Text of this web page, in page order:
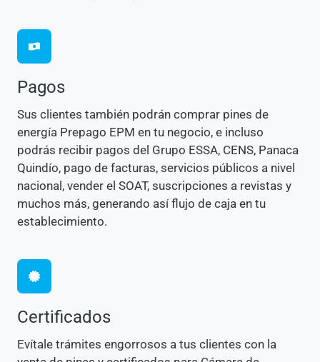
Pagos
Sus clientes también podrán comprar pines de
energía Prepago EPM en tu negocio, e incluso
podrás recibir pagos del Grupo ESSA, CENS, Panaca
Quindío, pago de facturas, servicios públicos a nivel
nacional, vender el SOAT, suscripciones a revistas y
muchos más, generando así flujo de caja en tu
establecimiento.
Certificados
Evítale trámites engorrosos a tus clientes con la